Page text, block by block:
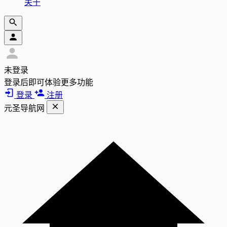
关于
未登录
登录后即可体验更多功能
登录
注册
元圣导航网